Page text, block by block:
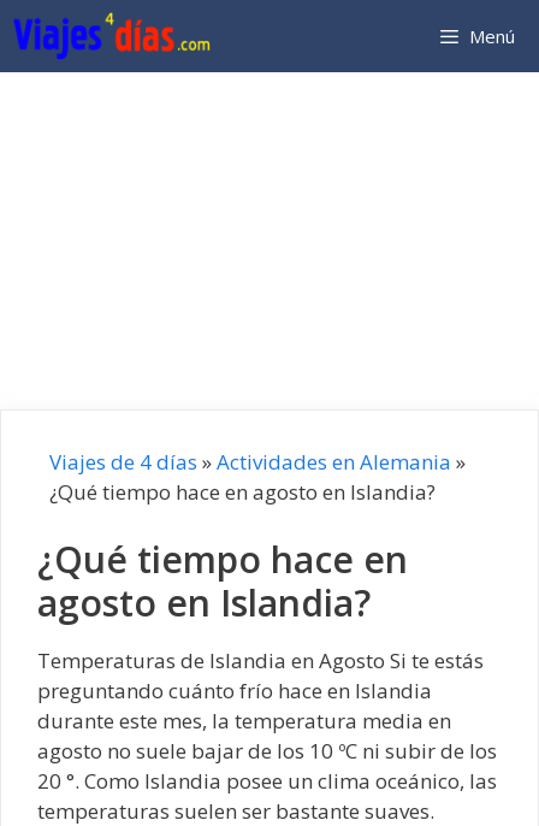
Saltar
al
contenido
Menú
Viajes de 4 días »Actividades en Alemania »
¿Qué tiempo hace en agosto en Islandia?
¿Qué tiempo hace en
agosto en Islandia?
Temperaturas de Islandia en Agosto Si te estás
preguntando cuánto frío hace en Islandia
durante este mes, la temperatura media en
agosto no suele bajar de los 10 ºC ni subir de los
20 °. Como Islandia posee un clima oceánico, las
temperaturas suelen ser bastante suaves.